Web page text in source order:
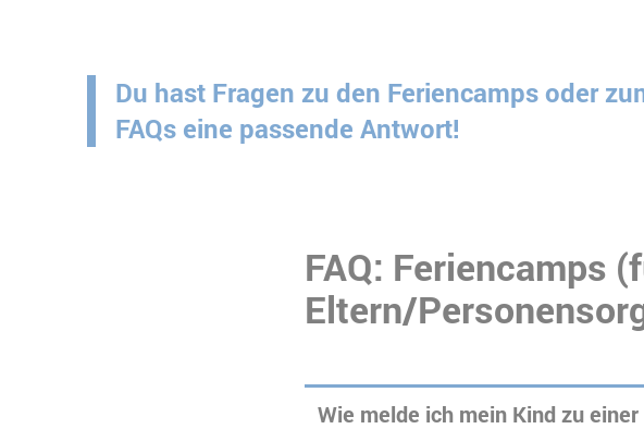
Du hast Fragen zu den Feriencamps oder
FAQs eine passende Antwort!
FAQ: Feriencamps
Eltern/
Wie melde ich mein Kind zu